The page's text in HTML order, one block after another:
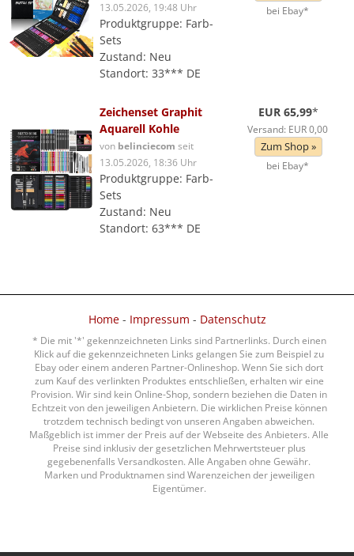
13.05.2026, 19:48 Uhr
Produktgruppe: Farb-
Sets
Zustand: Neu
Standort: 33*** DE
bei Ebay*
Zeichenset Graphit
Aquarell Kohle
von belinciecom seit
13.05.2026, 18:36 Uhr
Produktgruppe: Farb-
Sets
Zustand: Neu
Standort: 63*** DE
EUR 65,99*
Versand: EUR 0,00
Zum Shop »
bei Ebay*
Home- Impressum - Datenschutz
* Die mit '*' gekennzeichneten Links sind Partnerlinks. Durch einen
Klick auf die gekennzeichneten Links gelangen Sie zum Beispiel zu
Ebay oder einem anderen Partner-Onlineshop. Wenn Sie sich dort
zum Kauf des verlinkten Produktes entschließen, erhalten wir eine
Provision. Wir sind kein Online-Shop, sondern beziehen die Daten in
Echtzeit von den jeweiligen Anbietern. Die wirklichen Preise können
trotzdem technisch bedingt von unseren Angaben abweichen.
Maßgeblich ist immer der Preis auf der Webseite des Anbieters. Alle
Preise sind inklusiv der gesetzlichen Mehrwertsteuer plus
gegebenenfalls Versandkosten. Alle Angaben ohne Gewähr.
Marken und Produktnamen sind Warenzeichen der jeweiligen
Eigentümer.